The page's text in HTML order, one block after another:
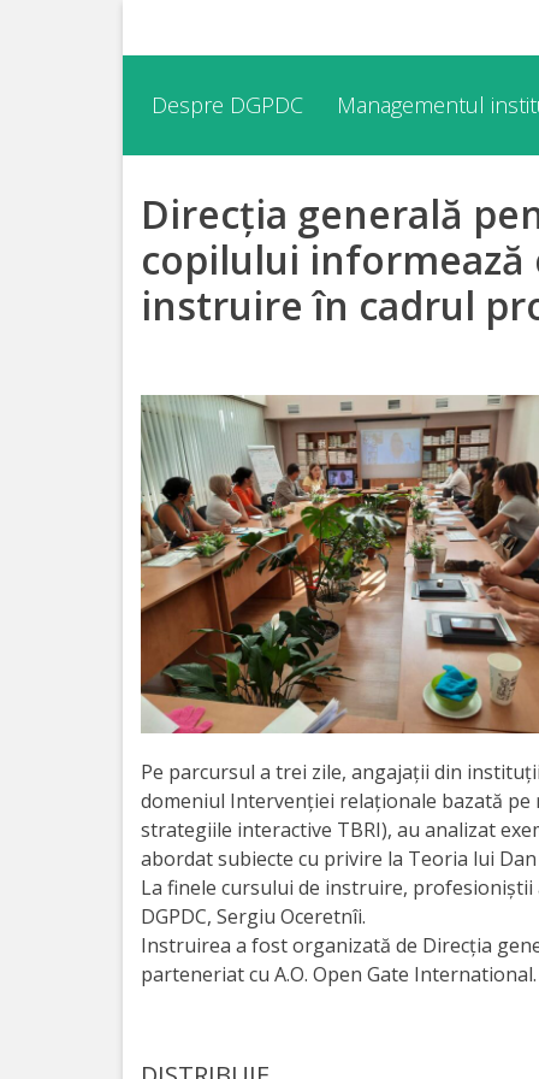
DGPDC
Informații
despre
DGPDC
Structura
Strategia
Orarul
audienței
Managementul
instituției
Planuri
activitate
Parteneriate
Proiecte
Despre DGPDC Managementul
Direcția generală
copilului informează
instruire în cadrul
Pe parcursul a trei zile, angajații din
domeniul Intervenției relaționale bazată pe
strategiile interactive TBRI), au analizat
abordat subiecte cu privire la Teoria lui Dan
La finele cursului de instruire,
DGPDC, Sergiu Oceretnîi.
Instruirea a fost organizată de Direcția
parteneriat cu A.O. Open Gate International.